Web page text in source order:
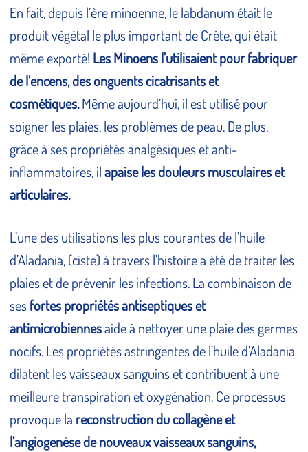
En fait, depuis l’ère minoenne, le labdanum était le
produit végétal le plus important de Crète, qui était
même exporté! Les Minoens l’utilisaient pour fabriquer
de l’encens, des onguents cicatrisants et
cosmétiques.Même aujourd’hui, il est utilisé pour
soigner les plaies, les problèmes de peau. De plus,
grâce à ses propriétés analgésiques et anti-
inflammatoires, ilapaise les douleurs musculaires et
articulaires.
L’une des utilisations les plus courantes de l’huile
d’Aladania, (ciste) à travers l’histoire a été de traiter les
plaies et de prévenir les infections. La combinaison de
sesfortes propriétés antiseptiques et
antimicrobiennesaide à nettoyer une plaie des germes
nocifs. Les propriétés astringentes de l’huile d’Aladania
dilatent les vaisseaux sanguins et contribuent à une
meilleure transpiration et oxygénation. Ce processus
provoque la reconstruction du collagène et
l’angiogenèse de nouveaux vaisseaux sanguins,